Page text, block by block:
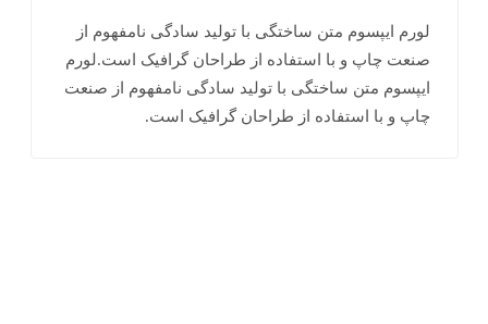
لورم ایپسوم متن ساختگی با تولید سادگی نامفهوم از
صنعت چاپ و با استفاده از طراحان گرافیک است.لورم
ایپسوم متن ساختگی با تولید سادگی نامفهوم از صنعت
چاپ و با استفاده از طراحان گرافیک است.